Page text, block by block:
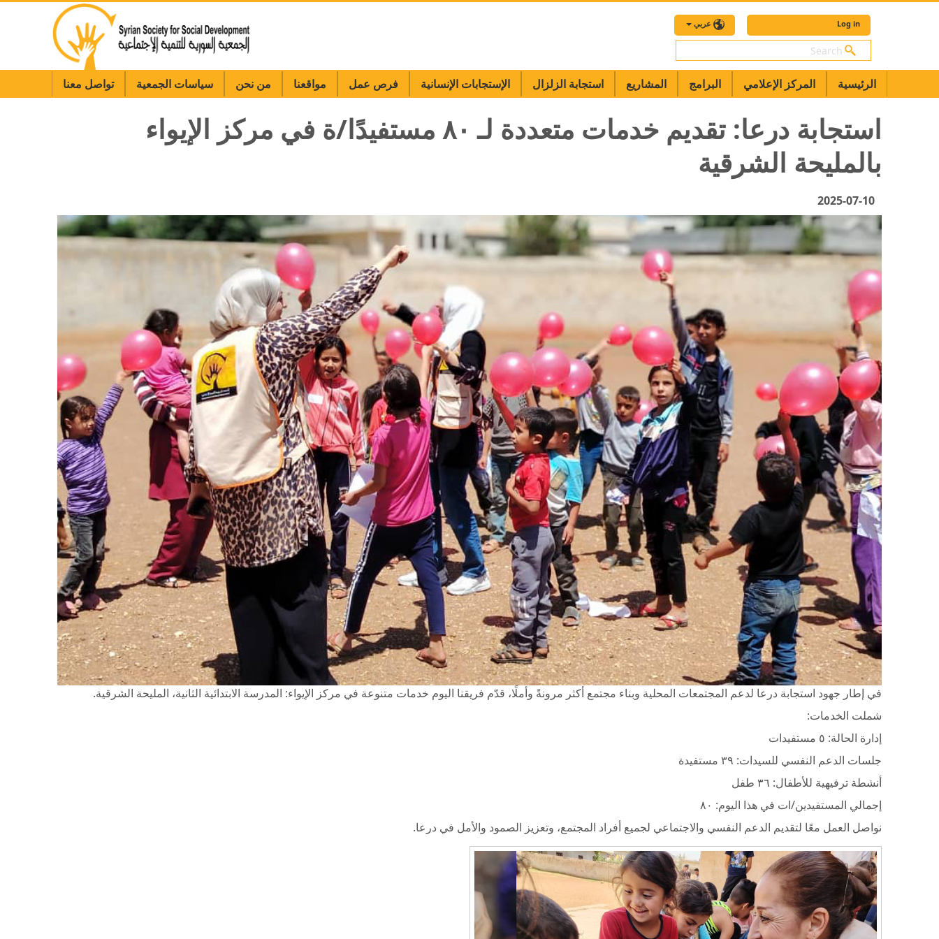
عربي Log in
بحث
الرئيسية المركز الإعلامي البرامج المشاريع استجابة الزلزال الإستجابات الإنسانية فرص عمل مواقعنا من نحن سياسات الجمعية تواصل معنا
استجابة درعا: تقديم خدمات متعددة لـ ٨٠ مستفيدًا/ة في مركز الإيواء
بالمليحة الشرقية
2025-07-10
في إطار جهود استجابة درعا لدعم المجتمعات المحلية وبناء مجتمع أكثر مرونةً وأملًا، قدّم فريقنا اليوم خدمات متنوعة في مركز الإيواء: المدرسة الابتدائية الثانية، المليحة الشرقية.
شملت الخدمات:
إدارة الحالة: ٥ مستفيدات
جلسات الدعم النفسي للسيدات: ٣٩ مستفيدة
أنشطة ترفيهية للأطفال: ٣٦ طفل
إجمالي المستفيدين/ات في هذا اليوم: ٨٠
نواصل العمل معًا لتقديم الدعم النفسي والاجتماعي لجميع أفراد المجتمع، وتعزيز الصمود والأمل في درعا.